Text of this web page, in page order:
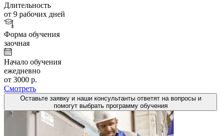
Длительность
от 9 рабочих дней
Форма обучения
заочная
Начало обучения
ежедневно
от 3000 р.
Смотреть
Оставьте заявку и наши консультанты ответят на вопросы и
помогут выбрать программу обучения